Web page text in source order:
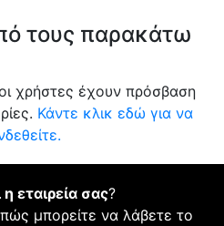
τους παρακάτω
χρήστες έχουν πρόσβαση
Κάντε κλικ εδώ για να
εταιρεία σας?
μπορείτε να λάβετε το